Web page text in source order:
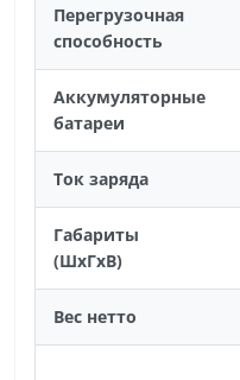
Перегрузочная
способность
Аккумуляторные
батареи
Ток заряда
Габариты
(ШхГхВ)
Вес нетто